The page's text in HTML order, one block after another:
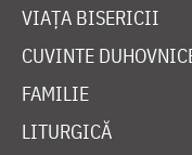
VIAȚA BISERICII
CUVINTE
FAMILIE
LITURGICĂ